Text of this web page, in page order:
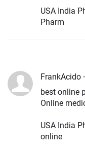
USA India
Pharm
FrankAcido
best online
Online
USA India
online